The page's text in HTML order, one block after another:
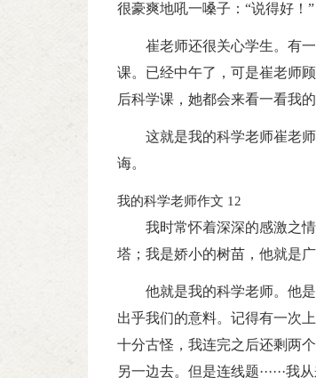
很豪爽地吼一嗓子：“说得好！”
崔老师还很关心学生。有
课。已经中午了，可是崔老师
后科学课，她都会来看一看我
这就是我的科学老师崔老
诲。
我的科学老师作文 12
我时常怀着深深的感激之
塔；我是娇小的树苗，他就是
他就是我的科学老师。他
出乎我们的意料。记得有一次
十分古怪，我连完之后还剩两
另一边去。但是连线题······